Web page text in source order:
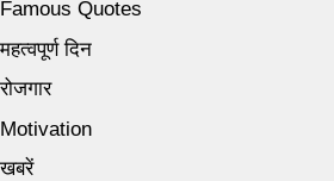
Famous Quotes
महत्वपूर्ण दिन
रोजगार
Motivation
खबरें